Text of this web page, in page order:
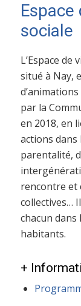
Espace
sociale
L’Espace de
situé à Nay,
par la
en 2018, en
actions dans
parentalité,
rencontre et
collectives…
chacun dans
habitants.
+